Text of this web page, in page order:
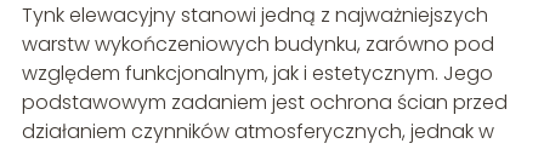
Tynk elewacyjny stanowi jedną z najważniejszych
warstw wykończeniowych budynku, zarówno pod
względem funkcjonalnym, jak i estetycznym. Jego
podstawowym zadaniem jest ochrona ścian przed
działaniem czynników atmosferycznych, jednak w